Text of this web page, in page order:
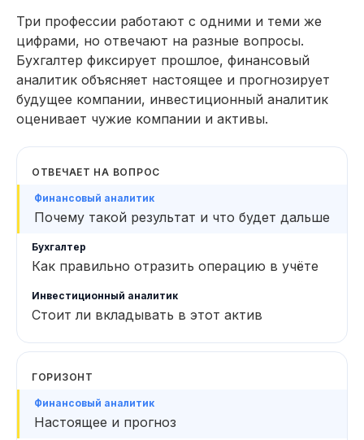
Три профессии работают с одними и теми же
цифрами, но отвечают на разные вопросы.
Бухгалтер фиксирует прошлое, финансовый
аналитик объясняет настоящее и прогнозирует
будущее компании, инвестиционный аналитик
оценивает чужие компании и активы.
ОТВЕЧАЕТ НА ВОПРОС
Почему такой результат и что будет дальше
Как правильно отразить операцию в учёте
Стоит ли вкладывать в этот актив
ГОРИЗОНТ
Настоящее и прогноз
11 модулей за 4 месяца 124 практических заданий